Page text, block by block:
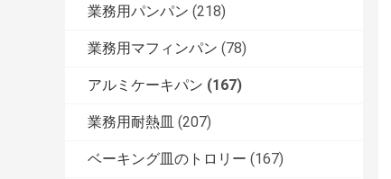
業務用パンパン (218)
業務用マフィンパン (78)
アルミケーキパン (167)
業務用耐熱皿 (207)
ベーキング皿のトロリー (167)